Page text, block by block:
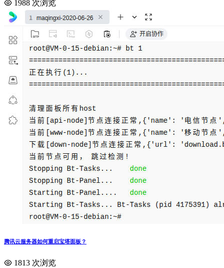
1988 次浏览
腾讯云服务器如何重启宝塔面板？
1813 次浏览